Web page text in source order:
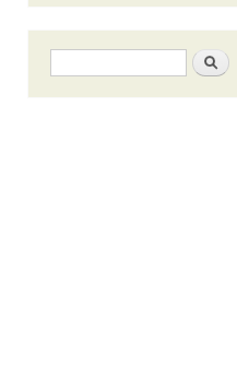
Keresés űrlap Keresés